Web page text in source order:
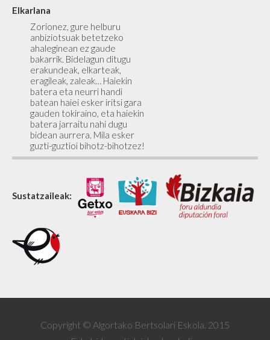
Elkarlana
Zorionez, gure helburu
anbiziotsuak betetzeko
ahaleginean ez gaude
bakarrik. Bidelagun ditugu
erakundeak, elkarteak,
eragileak, zaleak… Haiekin
batera eta neurri handi
batean haiei esker iritsi gara
gauden tokiraino, eta haiekin
batera jarraitu nahi dugu
bidean aurrera. Mila esker
guzti-guztioi bihotz-bihotzez!
Sustatzaileak:
Copyright © Algortako Bertsolari Eskola. 2015